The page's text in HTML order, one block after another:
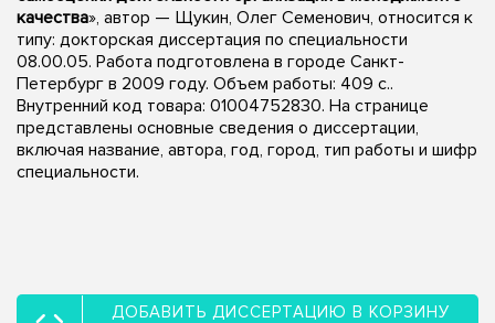
качества», автор — Щукин, Олег Семенович, относится к
типу: докторская диссертация по специальности
08.00.05. Работа подготовлена в городе Санкт-
Петербург в 2009 году. Объем работы: 409 с..
Внутренний код товара: 01004752830. На странице
представлены основные сведения о диссертации,
включая название, автора, год, город, тип работы и шифр
специальности.
ДОБАВИТЬ ДИССЕРТАЦИЮ В КОРЗИНУ